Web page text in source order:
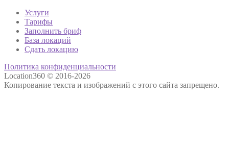
Услуги
Тарифы
Заполнить бриф
База локаций
Сдать локацию
Политика конфиденциальности
Location360 © 2016-2026
Копирование текста и изображений с этого сайта запрещено.